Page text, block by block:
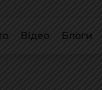
Відео Блоги